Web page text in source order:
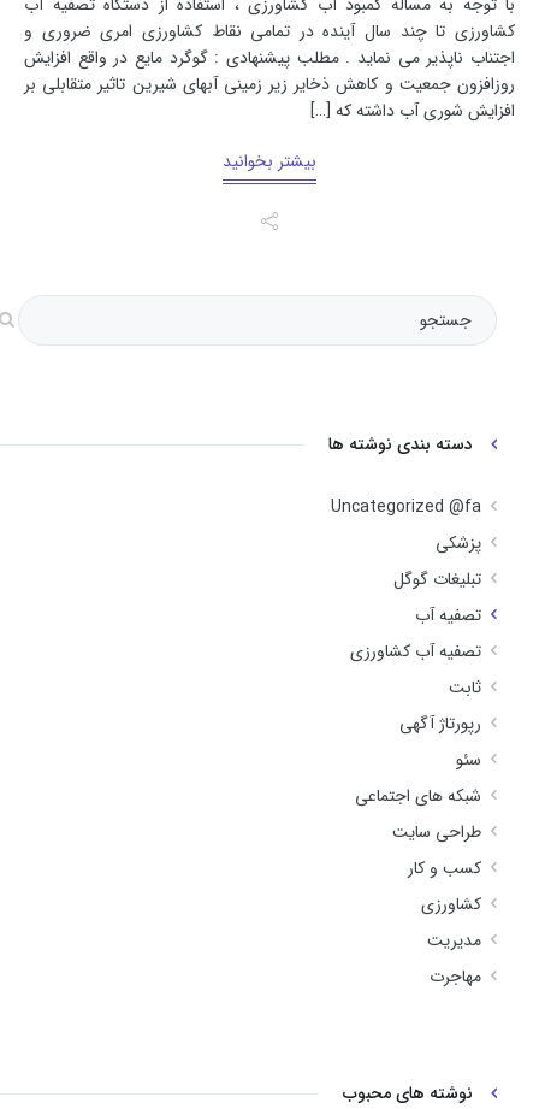
کشاورزی تا چند سال آینده در تمامی نقاط کشاورزی امری ضروری و
اجتناب ناپذیر می نماید . مطلب پیشنهادی : گوگرد مایع در واقع افزایش
روزافزون جمعیت و کاهش ذخایر زیر زمینی آبهای شیرین تاثیر متقابلی بر
افزایش شوری آب داشته که […]
بیشتر بخوانید
دسته بندی نوشته ها
Uncategorized @fa
پزشکی
تبلیغات گوگل
تصفیه آب
تصفیه آب کشاورزی
ثابت
رپورتاژ آگهی
سئو
شبکه های اجتماعی
طراحی سایت
کسب و کار
کشاورزی
مدیریت
مهاجرت
نوشته های محبوب